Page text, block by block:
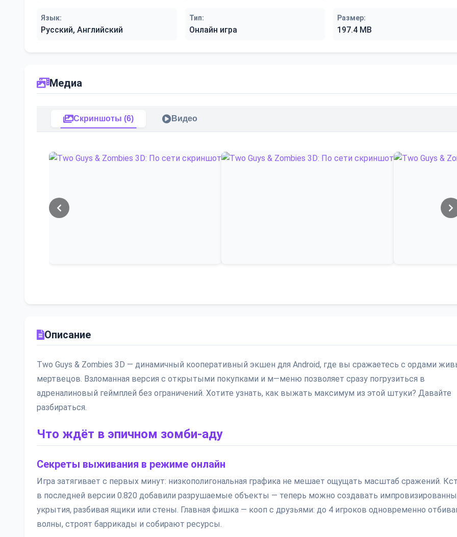
Язык:
Русский, Английский
Тип:
Онлайн игра
Размер:
197.4 MB
Медиа
Скриншоты (6) Видео
Описание
Two Guys & Zombies 3D — динамичный кооперативный экшен для Android, где вы сражаетесь с ордами
мертвецов. Взломанная версия с открытыми покупками и м—меню позволяет сразу погрузиться в
адреналиновый геймплей без ограничений. Хотите узнать, как выжать максимум из этой штуки? Давайте
разбираться.
Что ждёт в эпичном зомби-аду
Секреты выживания в режиме онлайн
Игра затягивает с первых минут: низкополигональная графика не мешает ощущать масштаб сражений.
в последней версии 0.820 добавили разрушаемые объекты — теперь можно создавать
укрытия, разбивая ящики или стены. Главная фишка — кооп с друзьями: до 4 игроков одновременно
волны, строят баррикады и собирают ресурсы.